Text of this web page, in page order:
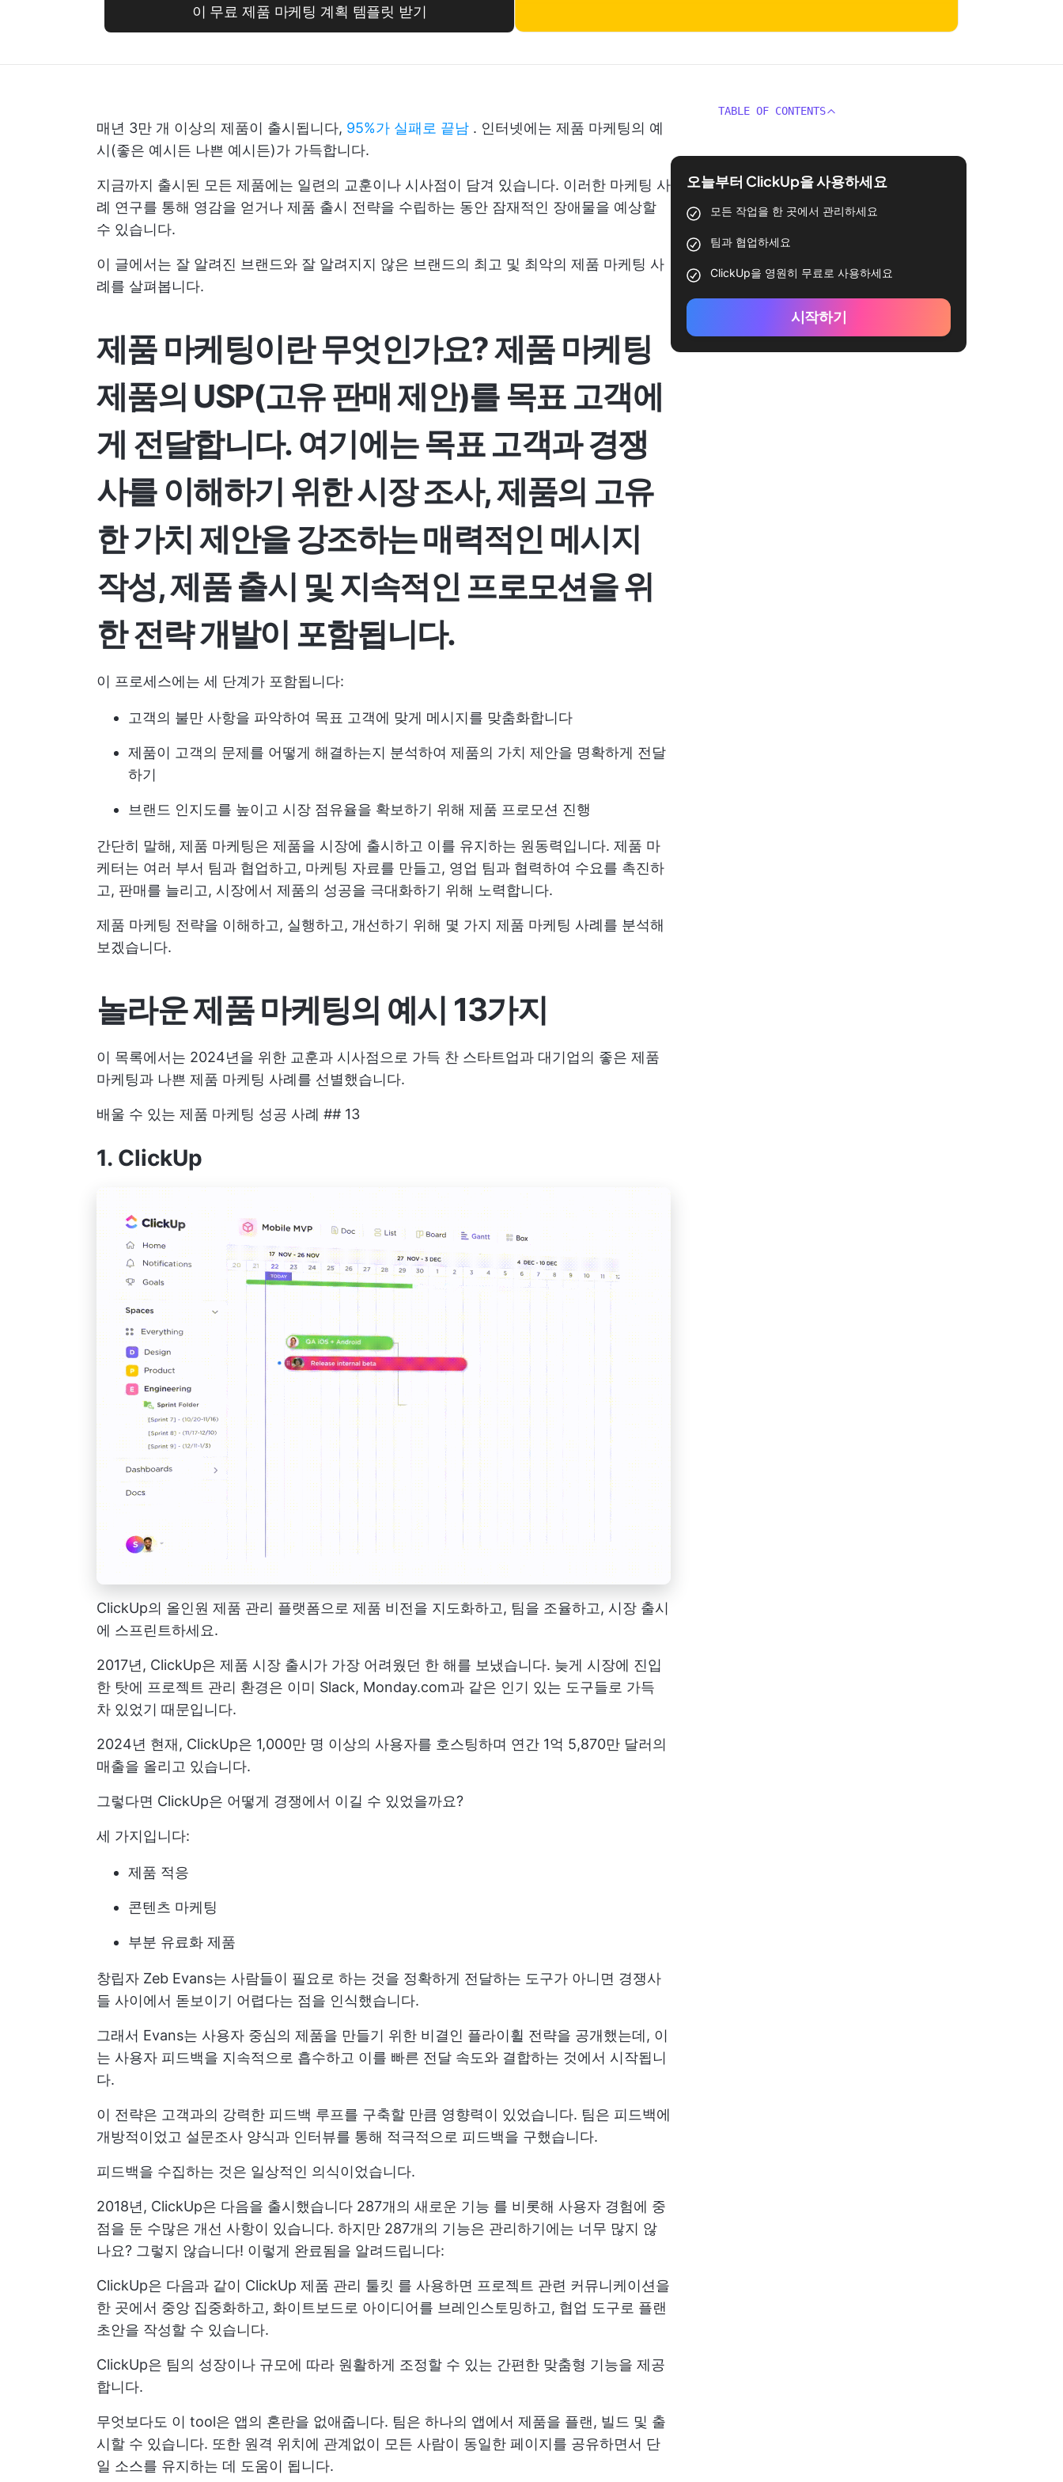
이 무료 제품 마케팅 계획 템플릿 받기
매년 3만 개 이상의 제품이 출시됩니다, 95%가 실패로 끝남 . 인터넷에는 제품 마케팅의 예
시(좋은 예시든 나쁜 예시든)가 가득합니다.
지금까지 출시된 모든 제품에는 일련의 교훈이나 시사점이 담겨 있습니다. 이러한 마케팅 사
례 연구를 통해 영감을 얻거나 제품 출시 전략을 수립하는 동안 잠재적인 장애물을 예상할
수 있습니다.
이 글에서는 잘 알려진 브랜드와 잘 알려지지 않은 브랜드의 최고 및 최악의 제품 마케팅 사
례를 살펴봅니다.
제품 마케팅이란 무엇인가요?제품 마케팅
제품의 USP(고유 판매 제안)를 목표 고객에
게 전달합니다. 여기에는 목표 고객과 경쟁
사를 이해하기 위한 시장 조사, 제품의 고유
한 가치 제안을 강조하는 매력적인 메시지
작성, 제품 출시 및 지속적인 프로모션을 위
한 전략 개발이 포함됩니다.
이 프로세스에는 세 단계가 포함됩니다:
고객의 불만 사항을 파악하여 목표 고객에 맞게 메시지를 맞춤화합니다
제품이 고객의 문제를 어떻게 해결하는지 분석하여 제품의 가치 제안을 명확하게 전달
하기
브랜드 인지도를 높이고 시장 점유율을 확보하기 위해 제품 프로모션 진행
간단히 말해, 제품 마케팅은 제품을 시장에 출시하고 이를 유지하는 원동력입니다. 제품 마
케터는 여러 부서 팀과 협업하고, 마케팅 자료를 만들고, 영업 팀과 협력하여 수요를 촉진하
고, 판매를 늘리고, 시장에서 제품의 성공을 극대화하기 위해 노력합니다.
제품 마케팅 전략을 이해하고, 실행하고, 개선하기 위해 몇 가지 제품 마케팅 사례를 분석해
보겠습니다.
놀라운 제품 마케팅의 예시 13가지
이 목록에서는 2024년을 위한 교훈과 시사점으로 가득 찬 스타트업과 대기업의 좋은 제품
마케팅과 나쁜 제품 마케팅 사례를 선별했습니다.
배울 수 있는 제품 마케팅 성공 사례 ## 13
1. ClickUp
ClickUp의 올인원 제품 관리 플랫폼으로 제품 비전을 지도화하고, 팀을 조율하고, 시장 출시
에 스프린트하세요.
2017년, ClickUp은 제품 시장 출시가 가장 어려웠던 한 해를 보냈습니다. 늦게 시장에 진입
한 탓에 프로젝트 관리 환경은 이미 Slack, Monday.com과 같은 인기 있는 도구들로 가득
차 있었기 때문입니다.
2024년 현재, ClickUp은 1,000만 명 이상의 사용자를 호스팅하며 연간 1억 5,870만 달러의
매출을 올리고 있습니다.
그렇다면 ClickUp은 어떻게 경쟁에서 이길 수 있었을까요?
세 가지입니다:
제품 적응
콘텐츠 마케팅
부분 유료화 제품
창립자 Zeb Evans는 사람들이 필요로 하는 것을 정확하게 전달하는 도구가 아니면 경쟁사
들 사이에서 돋보이기 어렵다는 점을 인식했습니다.
그래서 Evans는 사용자 중심의 제품을 만들기 위한 비결인 플라이휠 전략을 공개했는데, 이
는 사용자 피드백을 지속적으로 흡수하고 이를 빠른 전달 속도와 결합하는 것에서 시작됩니
다.
이 전략은 고객과의 강력한 피드백 루프를 구축할 만큼 영향력이 있었습니다. 팀은 피드백에
개방적이었고 설문조사 양식과 인터뷰를 통해 적극적으로 피드백을 구했습니다.
피드백을 수집하는 것은 일상적인 의식이었습니다.
2018년, ClickUp은 다음을 출시했습니다 287개의 새로운 기능 를 비롯해 사용자 경험에 중
점을 둔 수많은 개선 사항이 있습니다. 하지만 287개의 기능은 관리하기에는 너무 많지 않
나요? 그렇지 않습니다! 이렇게 완료됨을 알려드립니다:
ClickUp은 다음과 같이 ClickUp 제품 관리 툴킷 를 사용하면 프로젝트 관련 커뮤니케이션을
한 곳에서 중앙 집중화하고, 화이트보드로 아이디어를 브레인스토밍하고, 협업 도구로 플랜
초안을 작성할 수 있습니다.
ClickUp은 팀의 성장이나 규모에 따라 원활하게 조정할 수 있는 간편한 맞춤형 기능을 제공
합니다.
무엇보다도 이 tool은 앱의 혼란을 없애줍니다. 팀은 하나의 앱에서 제품을 플랜, 빌드 및 출
시할 수 있습니다. 또한 원격 위치에 관계없이 모든 사람이 동일한 페이지를 공유하면서 단
일 소스를 유지하는 데 도움이 됩니다.
TABLE OF CONTENTS
오늘부터 ClickUp을 사용하세요
모든 작업을 한 곳에서 관리하세요
팀과 협업하세요
ClickUp을 영원히 무료로 사용하세요
시작하기